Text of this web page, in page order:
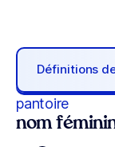
Définitions
pantoire
nom